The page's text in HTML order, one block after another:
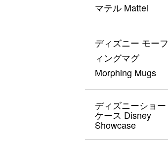
マテル Mattel
ディズニー モーフ
ィングマグ
Morphing Mugs
ディズニーショー
ケース Disney
Showcase